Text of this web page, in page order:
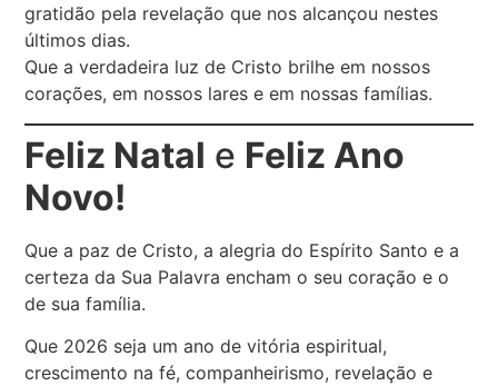
gratidão pela revelação que nos alcançou nestes
últimos dias.
Que a verdadeira luz de Cristo brilhe em nossos
corações, em nossos lares e em nossas famílias.
Feliz Natal e Feliz Ano
Novo!
Que a paz de Cristo, a alegria do Espírito Santo e a
certeza da Sua Palavra encham o seu coração e o
de sua família.
Que 2026 seja um ano de vitória espiritual,
crescimento na fé, companheirismo, revelação e